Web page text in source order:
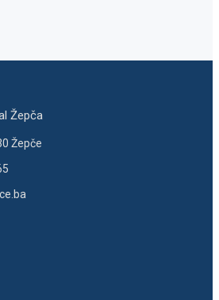
Žepča
Žepče